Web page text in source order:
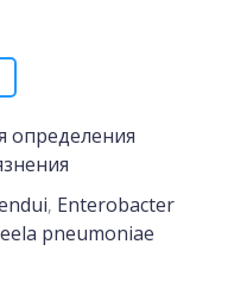
, Enterobacter
pneumoniae